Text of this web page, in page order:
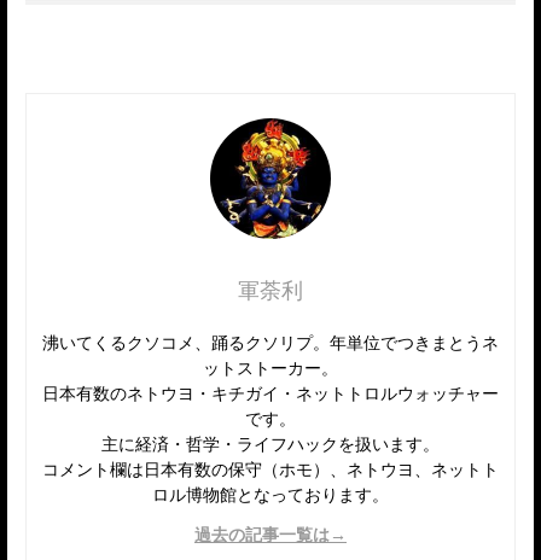
軍荼利
沸いてくるクソコメ、踊るクソリプ。年単位でつきまとうネ
ットストーカー。
日本有数のネトウヨ・キチガイ・ネットトロルウォッチャー
です。
主に経済・哲学・ライフハックを扱います。
コメント欄は日本有数の保守（ホモ）、ネトウヨ、ネットト
ロル博物館となっております。
過去の記事一覧は→